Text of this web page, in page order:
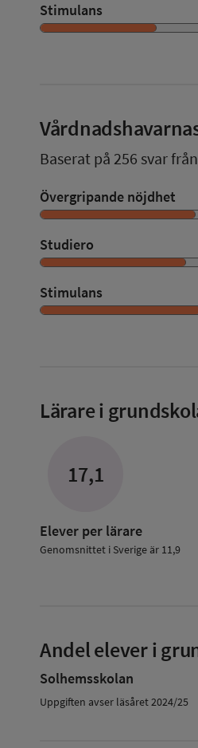
Stimulans
Baserat på 256 svar
Övergripande nöjdhet
Studiero
Stimulans
Lärare i
17,1
Elever per lärare
Genomsnittet i Sverige är 11,9
Andel elever i
Solhemsskolan
Uppgiften avser läsåret 2024/25